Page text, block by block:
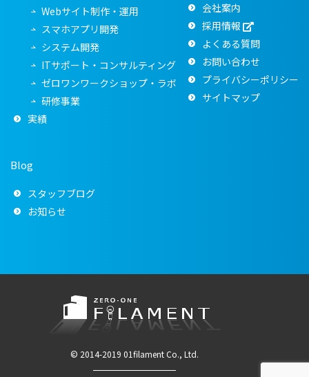
Webサイト制作・運用
スマホアプリ開発
システム開発
ITサポート・コンサルティング
ゼロワンワークショップ・ラボ
研修事業
実績
会社案内
採用情報
よくある質問
お問い合わせ
プライバシーポリシー
サイトマップ
Blog
スタッフブログ
お知らせ
© 2014-2019 01filament Co., Ltd.